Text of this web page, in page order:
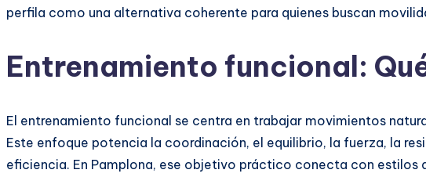
perfila como una alternativa coherente para quienes buscan
Entrenamiento funcional:
El entrenamiento funcional se centra en trabajar movimientos
Este enfoque potencia la coordinación, el equilibrio, la fuerza, la
eficiencia. En Pamplona, ese objetivo práctico conecta con estilos